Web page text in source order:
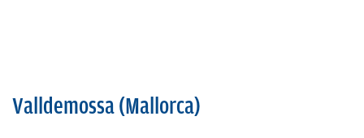
Valldemossa (Mallorca)